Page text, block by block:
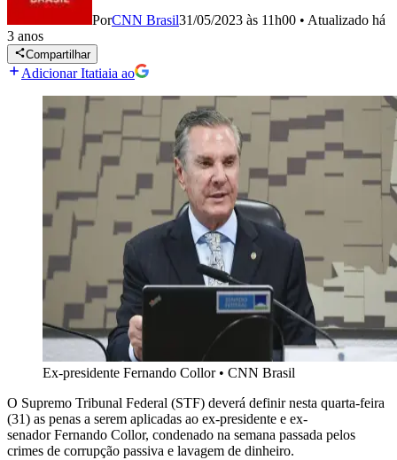
PorCNN Brasil31/05/2023 às 11h00 • Atualizado há
3 anos
Compartilhar
Adicionar Itatiaia ao
Ex-presidente Fernando Collor• CNN Brasil
O Supremo Tribunal Federal (STF) deverá definir nesta quarta-feira
(31) as penas a serem aplicadas ao ex-presidente e ex-
senador Fernando Collor, condenado na semana passada pelos
crimes de corrupção passiva e lavagem de dinheiro.